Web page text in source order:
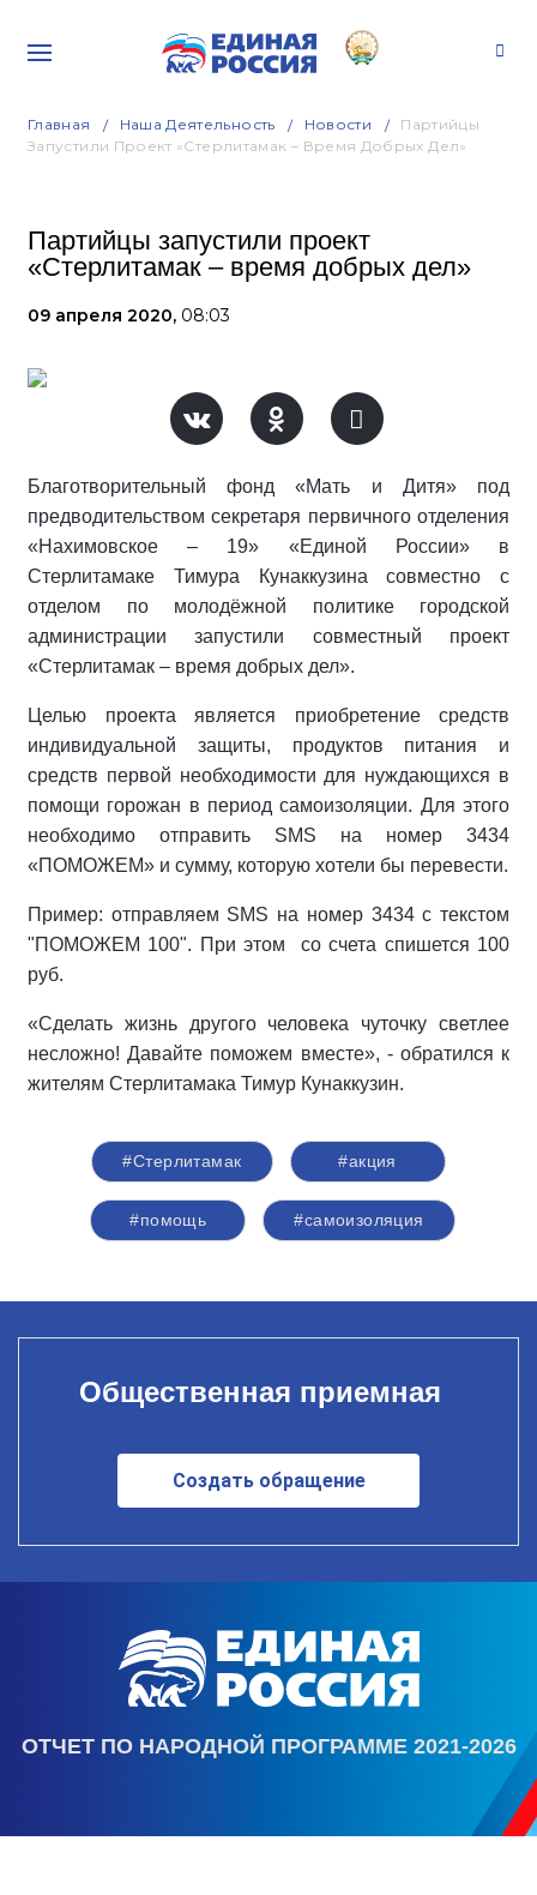
Главная Наша Деятельность Новости
Партийцы
Запустили Проект «Стерлитамак – Время Добрых Дел»
Партийцы запустили проект
«Стерлитамак – время добрых дел»
09 апреля 2020, 08:03
Благотворительный фонд «Мать и Дитя» под
предводительством секретаря первичного отделения
«Нахимовское – 19» «Единой России» в
Стерлитамаке Тимура Кунаккузина совместно с
отделом по молодёжной политике городской
администрации запустили совместный проект
«Стерлитамак – время добрых дел».
Целью проекта является приобретение средств
индивидуальной защиты, продуктов питания и
средств первой необходимости для нуждающихся в
помощи горожан в период самоизоляции. Для этого
необходимо отправить SMS на номер 3434
«ПОМОЖЕМ» и сумму, которую хотели бы перевести.
Пример: отправляем SMS на номер 3434 с текстом
"ПОМОЖЕМ 100". При этом со счета спишется 100
руб.
«Сделать жизнь другого человека чуточку светлее
несложно! Давайте поможем вместе», - обратился к
жителям Стерлитамака Тимур Кунаккузин.
#Стерлитамак #акция
#помощь #самоизоляция
Общественная приемная
Создать обращение
ОТЧЕТ ПО НАРОДНОЙ ПРОГРАММЕ 2021-2026